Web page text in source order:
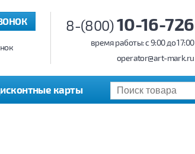
8-(800)10-16-726
время работы: c 9:00 до 17:00
operator@art-mark.ru
карты